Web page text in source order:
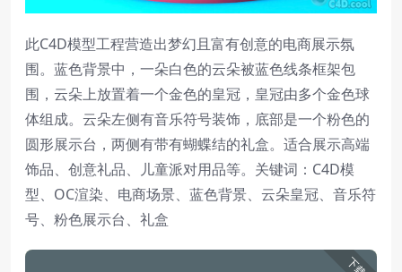
此C4D模型工程营造出梦幻且富有创意的电商展示氛
围。蓝色背景中，一朵白色的云朵被蓝色线条框架包
围，云朵上放置着一个金色的皇冠，皇冠由多个金色球
体组成。云朵左侧有音乐符号装饰，底部是一个粉色的
圆形展示台，两侧有带有蝴蝶结的礼盒。适合展示高端
饰品、创意礼品、儿童派对用品等。关键词：C4D模
型、OC渲染、电商场景、蓝色背景、云朵皇冠、音乐符
号、粉色展示台、礼盒